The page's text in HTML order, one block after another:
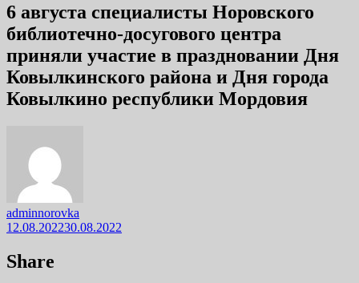
6 августа специалисты Норовского
библиотечно-досугового центра
приняли участие в праздновании Дня
Ковылкинского района и Дня города
Ковылкино республики Мордовия
adminnorovka
12.08.202230.08.2022
Share